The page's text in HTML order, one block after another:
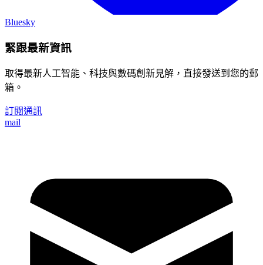
Bluesky
緊跟最新資訊
取得最新人工智能、科技與數碼創新見解，直接發送到您的郵
箱。
訂閱通訊
mail